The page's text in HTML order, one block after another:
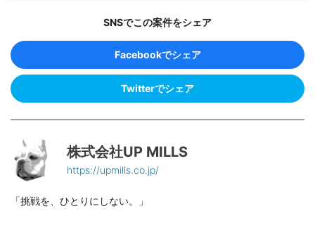
SNSでこの案件をシェア
Facebookでシェア
Twitterでシェア
株式会社UP MILLS
https://upmills.co.jp/
「挑戦を、ひとりにしない。」